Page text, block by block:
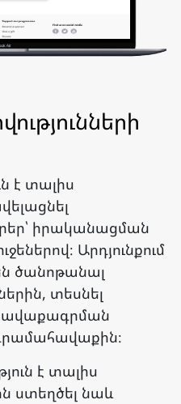
է տալիս
իրականացման
Արդյունքում
ծանոթանալ
տեսնել
է տալիս
ստեղծել նաև